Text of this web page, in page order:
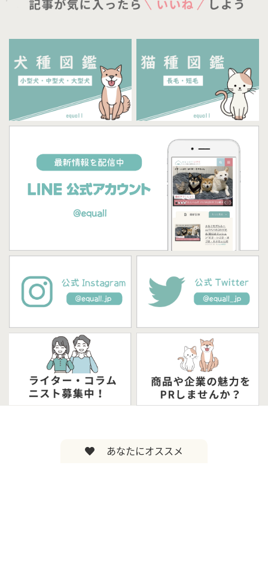
あなたにオススメ